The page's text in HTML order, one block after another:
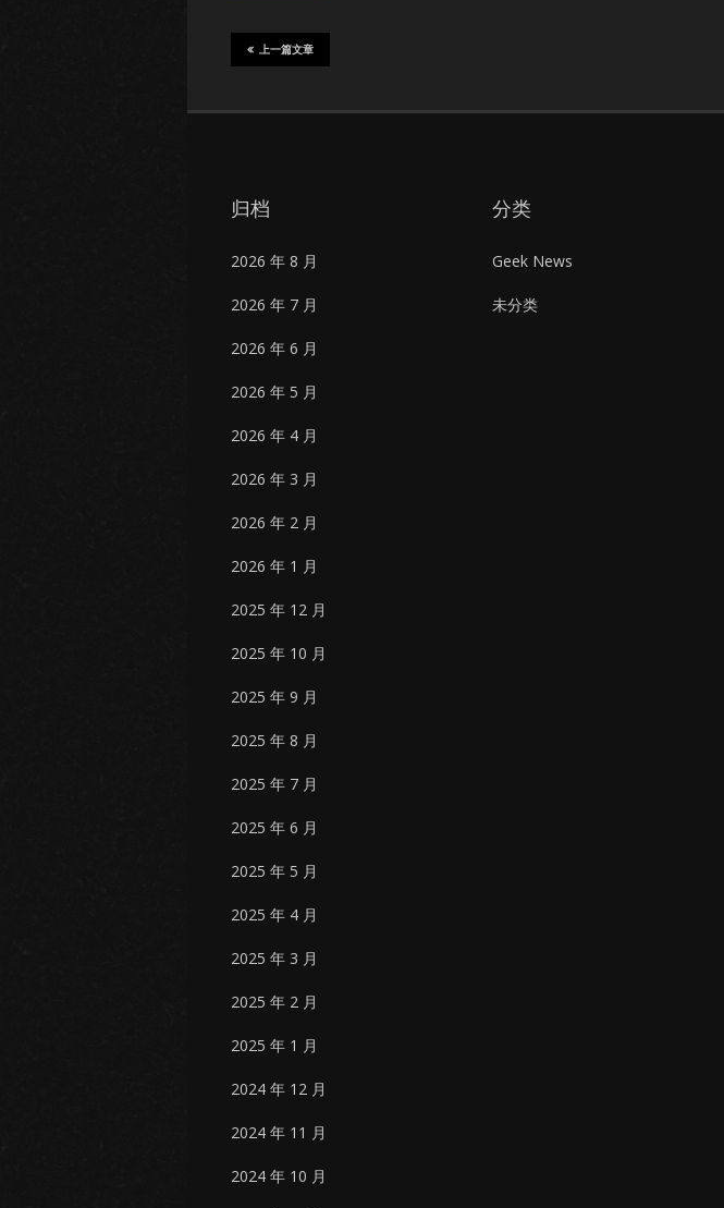
上一篇文章
归档
2026 年 8 月
2026 年 7 月
2026 年 6 月
2026 年 5 月
2026 年 4 月
2026 年 3 月
2026 年 2 月
2026 年 1 月
2025 年 12 月
2025 年 10 月
2025 年 9 月
2025 年 8 月
2025 年 7 月
2025 年 6 月
2025 年 5 月
2025 年 4 月
2025 年 3 月
2025 年 2 月
2025 年 1 月
2024 年 12 月
2024 年 11 月
2024 年 10 月
分类
Geek News
未分类